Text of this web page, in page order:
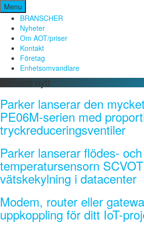
Hoppa
till
innehåll
Menu
BRANSCHER
Nyheter
Om AOT/priser
Kontakt
Företag
Enhetsomvandlare
Senaste nytt
Parker lanserar den
PE06M-serien med
tryckreduceringsventiler
Parker lanserar flödes- och
temperatursensorn
vätskekylning i datacenter
Modem, router eller
uppkoppling för ditt IoT-